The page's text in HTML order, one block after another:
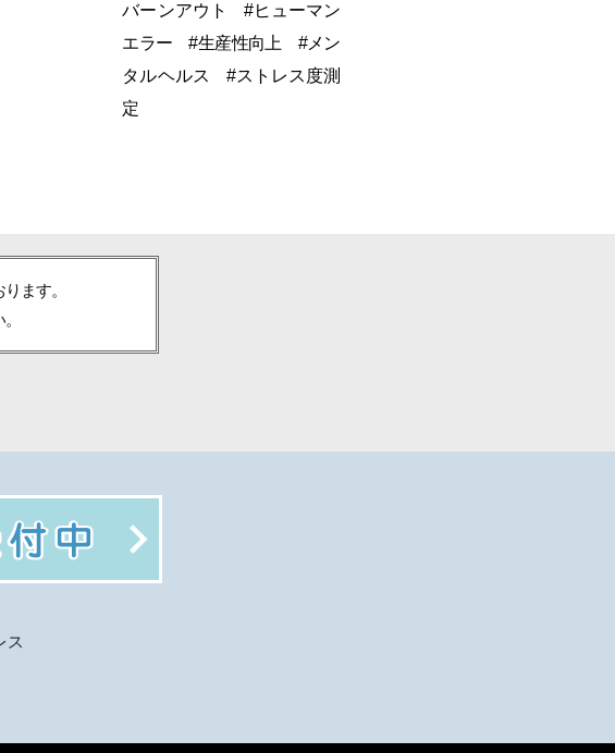
バーンアウト
#ヒューマン
エラー
#生産性向上
#メン
タルヘルス
#ストレス度測
定
ます。
ス